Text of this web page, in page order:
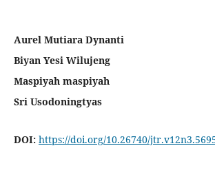
Aurel Mutiara Dynanti
Biyan Yesi Wilujeng
Maspiyah maspiyah
Sri Usodoningtyas
DOI: https://doi.org/10.26740/